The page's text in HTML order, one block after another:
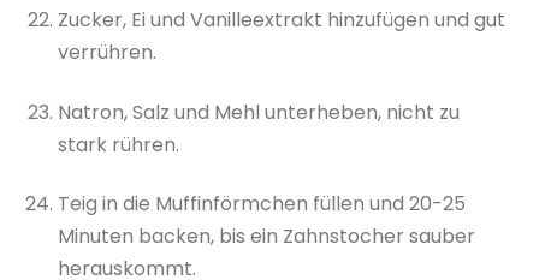
Zucker, Ei und Vanilleextrakt hinzufügen und gut
verrühren.
Natron, Salz und Mehl unterheben, nicht zu
stark rühren.
Teig in die Muffinförmchen füllen und 20-25
Minuten backen, bis ein Zahnstocher sauber
herauskommt.